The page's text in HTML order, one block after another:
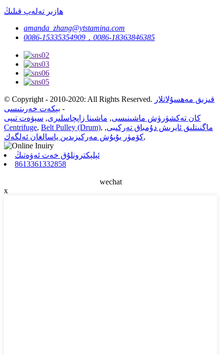
ھازىر تەلەپ قىلىڭ
amanda_zhang@ytstamina.com
0086-15335354909，0086-18363846385
© Copyright - 2010-2020: All Rights Reserved. قىزىق مەھسۇلاتلار
- بېكەت خەرىتىسى
كان تەكشۈرۈش ماشىنىسى, ماشىنا زاپچاسلىرى, سېۋەت تىپى
Centrifuge, Belt Pulley (Drum), ماگنىتلىق ئايرىش دۇمباق تەركىبى,
كۆمۈر يۇيۇش مەركىزىدىن ياسالغان ئەلگەك,
ئېلېكترونلۇق خەت ئەۋەتىڭ
8613361332858
wechat
x